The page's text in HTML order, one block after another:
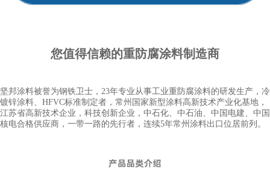
您值得信赖的重防腐涂料制造商
坚邦涂料被誉为钢铁卫士，23年专业从事工业重防腐涂料的研发生产，冷
镀锌涂料、HFVC标准制定者，常州国家新型涂料高新技术产业化基地，
江苏省高新技术企业，科技创新企业，中石化、中石油、中国电建、中国
核电合格供应商，一带一路的先行者，连续5年常州涂料出口位居前列。